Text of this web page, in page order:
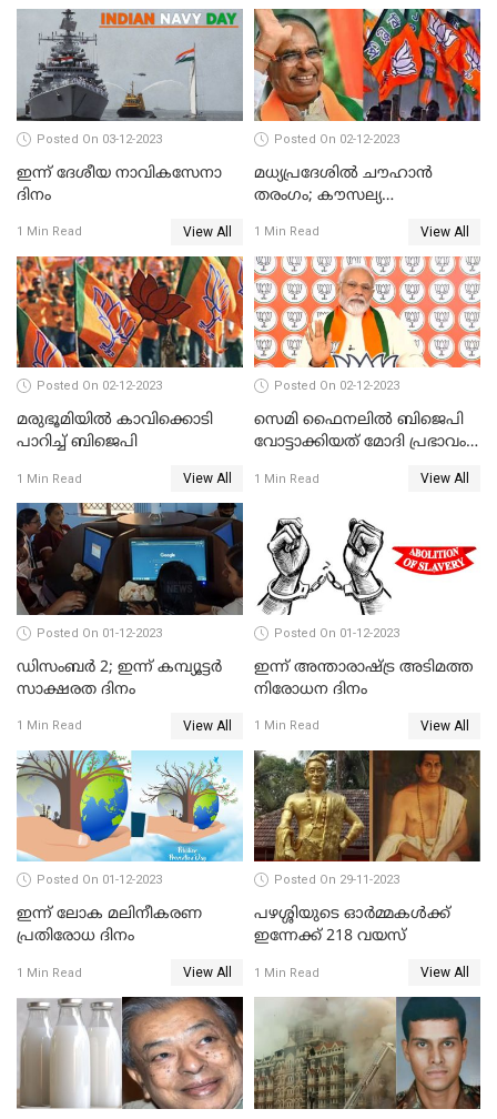
Posted On 03-12-2023
ഇന്ന് ദേശീയ നാവികസേനാ
ദിനം
1 Min Read View All
Posted On 02-12-2023
മധ്യപ്രദേശിൽ ചൗഹാൻ
തരംഗം; കൗസല്യ
ചാലിസയ്ക്കും
രക്ഷിക്കാനാവാത്ത
കോൺഗ്രസ്
1 Min Read View All
Posted On 02-12-2023
മരുഭൂമിയില്‍ കാവിക്കൊടി
പാറിച്ച് ബിജെപി
1 Min Read View All
Posted On 02-12-2023
സെമി ഫൈനലില്‍ ബിജെപി
വോട്ടാക്കിയത് മോദി പ്രഭാവം
1 Min Read View All
Posted On 01-12-2023
ഡിസംബര്‍ 2; ഇന്ന്‌ കമ്പ്യൂട്ടര്‍
സാക്ഷരത ദിനം
1 Min Read View All
Posted On 01-12-2023
ഇന്ന് അന്താരാഷ്ട്ര അടിമത്ത
നിരോധന ദിനം
1 Min Read View All
Posted On 01-12-2023
ഇന്ന് ലോക മലിനീകരണ
പ്രതിരോധ ദിനം
1 Min Read View All
Posted On 29-11-2023
പഴശ്ശിയുടെ ഓര്‍മ്മകള്‍ക്ക്
ഇന്നേക്ക് 218 വയസ്
1 Min Read View All